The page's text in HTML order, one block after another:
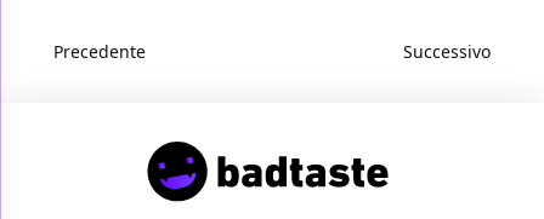
Precedente Successivo